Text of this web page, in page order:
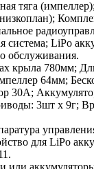
тяга
система; LiPo
обслуживания.
крыла 780мм;
64мм;
30А;
3шт x 9г;
для LiPo
или